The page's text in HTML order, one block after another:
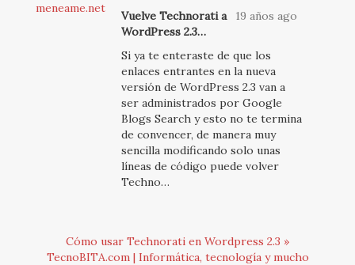
meneame.net
19 años ago
Vuelve Technorati a
WordPress 2.3…
Si ya te enteraste de que los
enlaces entrantes en la nueva
versión de WordPress 2.3 van a
ser administrados por Google
Blogs Search y esto no te termina
de convencer, de manera muy
sencilla modificando solo unas
líneas de código puede volver
Techno…
Cómo usar Technorati en Wordpress 2.3 »
TecnoBITA.com | Informática, tecnología y mucho